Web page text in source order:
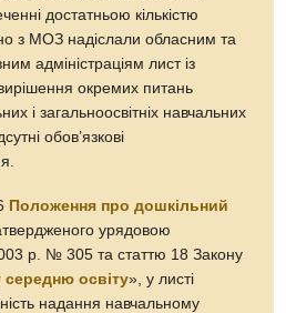
достатньою кількістю
з МОЗ надіслали обласним та
адміністраціям лист із
окремих питань
і загальноосвітніх навчальних
обов’язкові
Положення про дошкільний
урядовою
р. № 305 та статтю 18 Закону
середню освіту», у листі
надання навчальному